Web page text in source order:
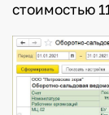
стоимостью